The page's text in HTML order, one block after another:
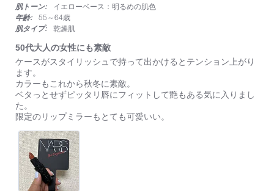
rating
肌トーン:
イエローベース：明るめの肌色
年齢:
55～64歳
肌タイプ:
乾燥肌
50代大人の女性にも素敵
Review
by
on
14
Sep
2024
review
stating
50
代
大
人
の
女
性
に
も
素
敵
ケースがスタイリッシュで持って出かけるとテンション上がり
ます。
カラーもこれから秋冬に素敵。
ベタっとせずピッタリ唇にフィットして艶もある気に入りまし
た。
限定のリップミラーもとても可愛いい。